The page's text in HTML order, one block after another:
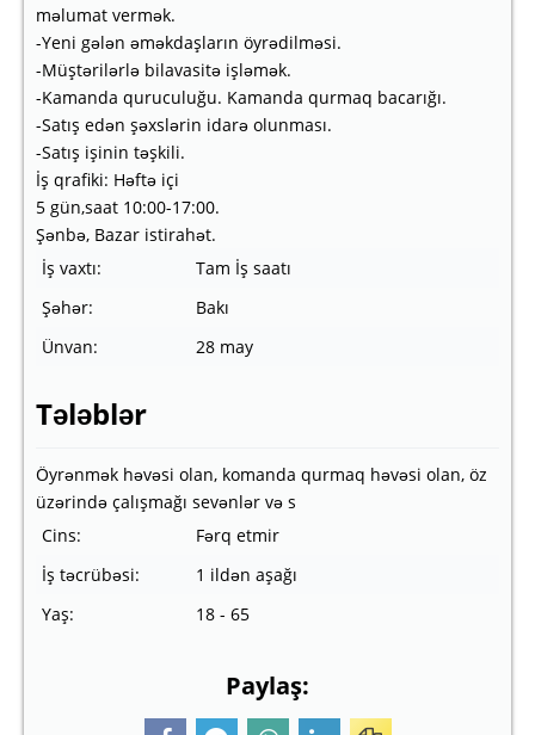
məlumat vermək.
-Yeni gələn əməkdaşların öyrədilməsi.
-Müştərilərlə bilavasitə işləmək.
-Kamanda quruculuğu. Kamanda qurmaq bacarığı.
-Satış edən şəxslərin idarə olunması.
-Satış işinin təşkili.
İş qrafiki: Həftə içi
5 gün,saat 10:00-17:00.
Şənbə, Bazar istirahət.
İş vaxtı:
Tam İş saatı
Şəhər:
Bakı
Ünvan:
28 may
Tələblər
Öyrənmək həvəsi olan, komanda qurmaq həvəsi olan, öz
üzərində çalışmağı sevənlər və s
Cins:
Fərq etmir
İş təcrübəsi:
1 ildən aşağı
Yaş:
18 - 65
Paylaş: